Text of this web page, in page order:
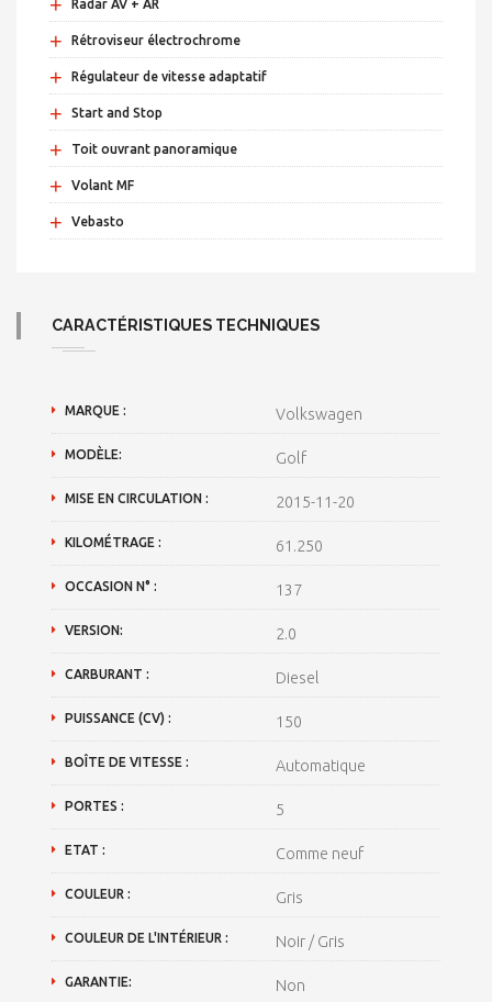
Radar AV + AR
+ Rétroviseur électrochrome
+ Régulateur de vitesse adaptatif
+ Start and Stop
+ Toit ouvrant panoramique
+ Volant MF
+ Vebasto
CARACTÉRISTIQUES TECHNIQUES
MARQUE : Volkswagen
MODÈLE: Golf
MISE EN CIRCULATION : 2015-11-20
KILOMÉTRAGE : 61.250
OCCASION N° : 137
VERSION: 2.0
CARBURANT : Diesel
PUISSANCE (CV) : 150
BOÎTE DE VITESSE : Automatique
PORTES : 5
ETAT : Comme neuf
COULEUR : Gris
COULEUR DE L'INTÉRIEUR : Noir / Gris
GARANTIE: Non